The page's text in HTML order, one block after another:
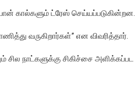
கால்களும் ட்ரேஸ் செய்யப்படுகின்றன.
வருகிறார்கள்” என விவரித்தார்.
சில நாட்களுக்கு சிகிச்சை அளிக்கப்பட